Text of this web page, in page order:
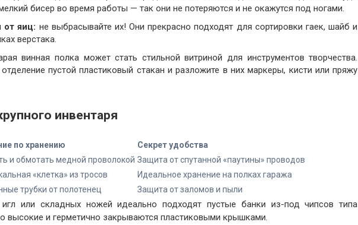
бисер во время работы — так они не потеряются и не окажутся под ногами.
от яиц: не выбрасывайте их! Они прекрасно подходят для сортировки гаек, шайб и
верстака.
винная полка может стать стильной витриной для инструментов творчества.
пустой пластиковый стакан и разложите в них маркеры, кисти или пряжу
инвентаря
по хранению
Секрет удобства
и обмотать медной проволокой Защита от спутанной «паутины» проводов
«клетка» из тросов
Идеальное хранение на полках гаража
трубки от полотенец Защита от заломов и пыли
или складных ножей идеально подходят пустые банки из-под чипсов типа
высокие и герметично закрываются пластиковыми крышками.